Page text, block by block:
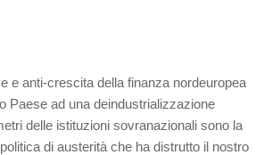
e anti-crescita della finanza nordeuropea
Paese ad una deindustrializzazione
delle istituzioni sovranazionali sono la
di austerità che ha distrutto il nostro